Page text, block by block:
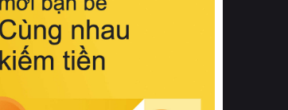
cột sống.
Bên cạnh đó, việc lựa chọn các dòng
sản phẩm đạt chuẩn chất lượng quốc
tế còn giúp ngăn ngừa tình trạng kích
khuẩn và nấm mốc trong điều kiện